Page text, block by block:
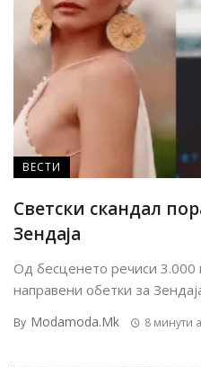
ВЕСТИ
Светски скандал
Зендаја
Од бесценето речиси 3.000
направени обетки за
By Modamoda.mk 8 минути